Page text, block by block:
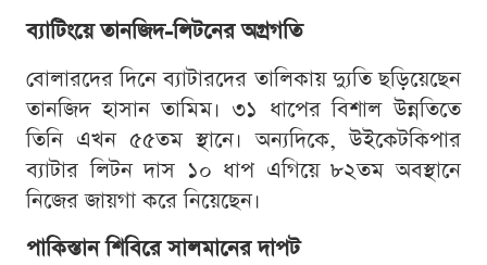
ব্যাটিংয়ে তানজিদ-লিটনের অগ্রগতি
বোলারদের দিনে ব্যাটারদের তালিকায় দ্যুতি ছড়িয়েছেন
তানজিদ হাসান তামিম। ৩১ ধাপের বিশাল উন্নতিতে
তিনি এখন ৫৫তম স্থানে। অন্যদিকে, উইকেটকিপার
ব্যাটার লিটন দাস ১০ ধাপ এগিয়ে ৮২তম অবস্থানে
নিজের জায়গা করে নিয়েছেন।
পাকিস্তান শিবিরে সালমানের দাপট